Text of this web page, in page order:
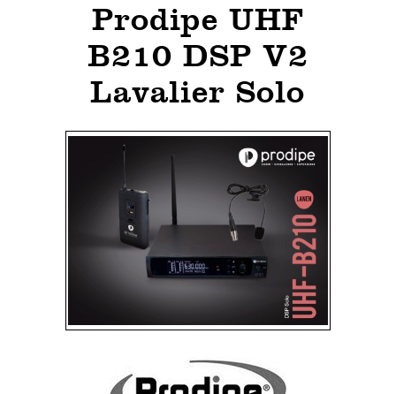
Prodipe UHF
B210 DSP V2
Lavalier Solo